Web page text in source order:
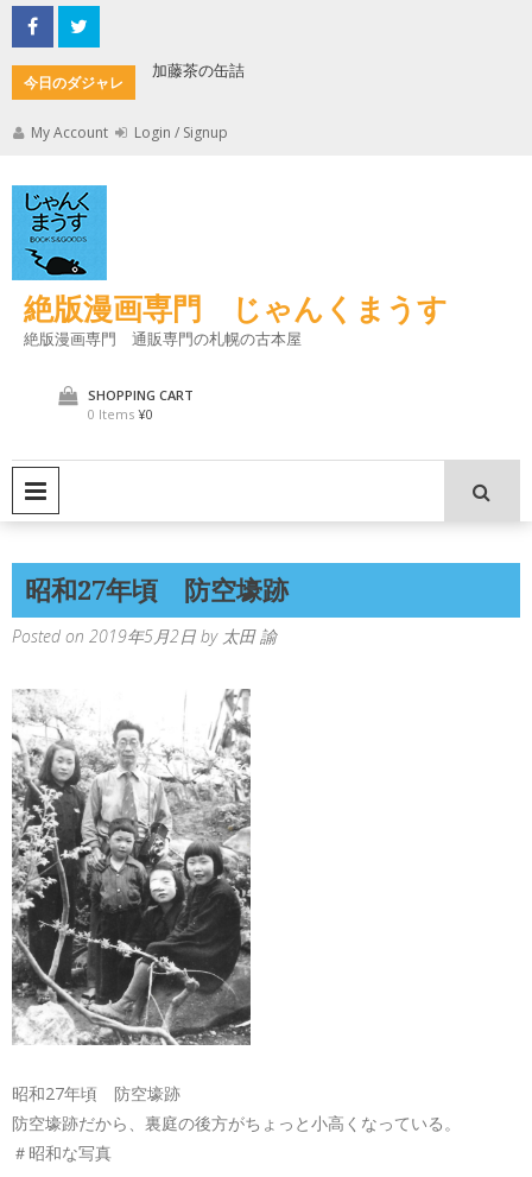
Skip
to
content
今日のダジャレ
加藤茶の缶詰
My Account Login / Signup
絶版漫画専門 じゃんくまうす
絶版漫画専門 通販専門の札幌の古本屋
SHOPPING CART
0 Items ¥0
昭和27年頃 防空壕跡
Posted on 2019年5月2日 by 太田 諭
昭和27年頃 防空壕跡
防空壕跡だから、裏庭の後方がちょっと小高くなっている。
＃昭和な写真